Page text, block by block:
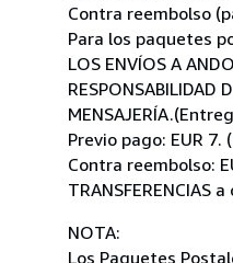
Contra reembolso
Para los paquetes
LOS ENVÍOS A
RESPONSABILIDAD
Previo pago: EUR 7.
Contra reembolso:
TRANSFERENCIAS
NOTA:
Los Paquetes